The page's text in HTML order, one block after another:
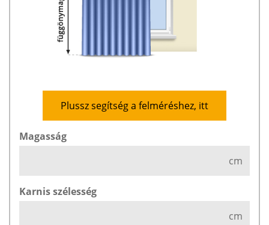
Plussz segítség a felméréshez, itt
Magasság
cm
Karnis szélesség
cm